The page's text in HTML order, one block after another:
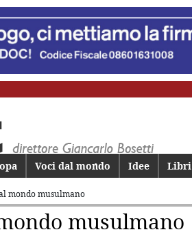
Voci dal mondo Idee Libri
mondo musulmano
musulmano